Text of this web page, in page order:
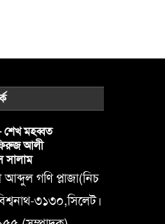
শেখ মহব্বত
আলী
সালাম
আব্দুল গণি প্লাজা(নিচ
৩১৩০,সিলেট।